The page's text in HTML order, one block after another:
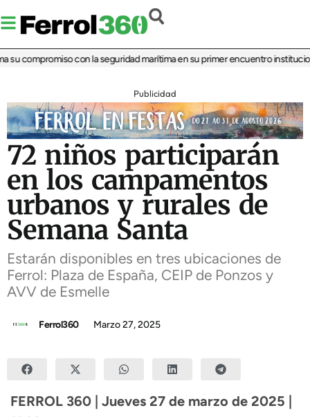
compromiso con la seguridad marítima en su primer encuentro institucional
Publicidad
72 niños participarán
en los campamentos
urbanos y rurales de
Semana Santa
Estarán disponibles en tres ubicaciones de
Ferrol: Plaza de España, CEIP de Ponzos y
AVV de Esmelle
Ferrol360 Marzo 27, 2025
FERROL 360 | Jueves 27 de marzo de 2025 |